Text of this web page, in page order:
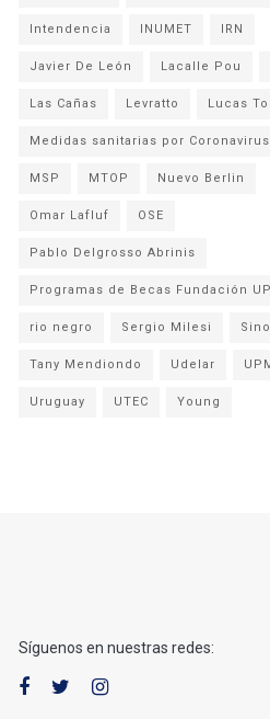
Intendencia INUMET IRN
Javier De León Lacalle Pou
Las Cañas Levratto Lucas
Medidas sanitarias por Coronavirus
MSP MTOP Nuevo Berlin
Omar Lafluf OSE
Pablo Delgrosso Abrinis
Programas de Becas Fundación
rio negro Sergio Milesi
Tany Mendiondo Udelar
Uruguay UTEC Young
Síguenos en nuestras redes: